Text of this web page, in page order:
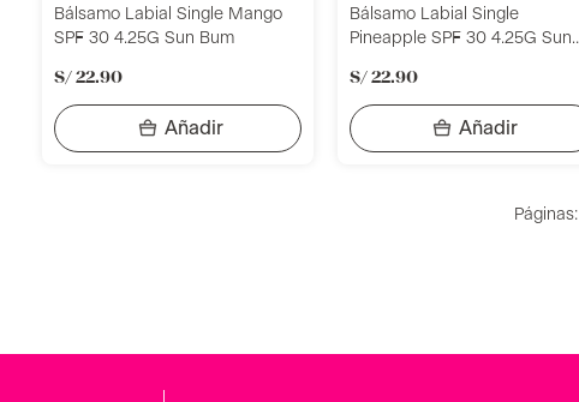
Bálsamo Labial Single Mango
SPF 30 4.25G Sun Bum
S/ 22.90
Bálsamo Labial Single
Pineapple SPF 30 4.25G Sun
S/ 22.90
Páginas: